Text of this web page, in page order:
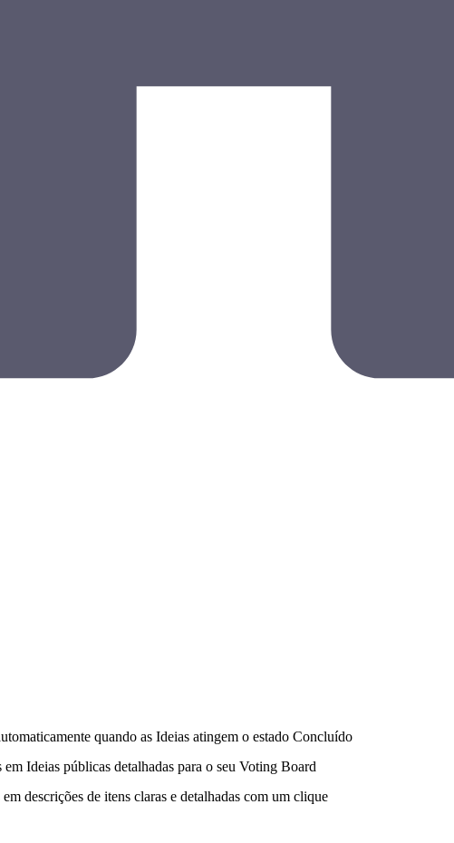
quando as Ideias atingem o estado Concluído
Ideias públicas detalhadas para o seu Voting Board
descrições de itens claras e detalhadas com um clique